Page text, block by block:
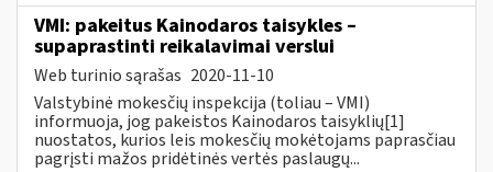
VMI: pakeitus Kainodaros taisykles –
supaprastinti reikalavimai verslui
Web turinio sąrašas 2020-11-10
Valstybinė mokesčių inspekcija (toliau – VMI)
informuoja, jog pakeistos Kainodaros taisyklių[1]
nuostatos, kurios leis mokesčių mokėtojams paprasčiau
pagrįsti mažos pridėtinės vertės paslaugų...